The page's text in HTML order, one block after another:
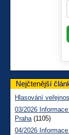
Nejčtenější
Hlasování
03/2026
Praha(1105)
04/2026